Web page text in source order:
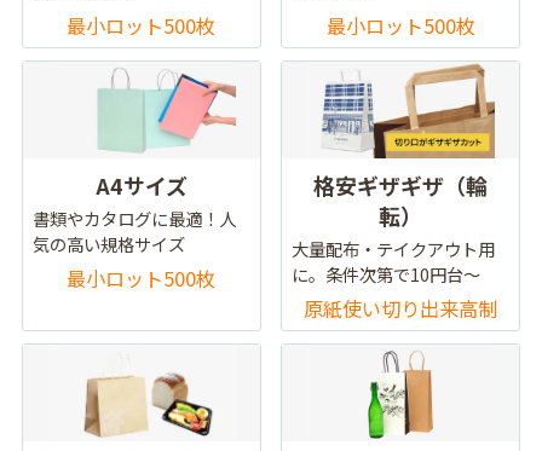
最小ロット500枚 最小ロット500枚
A4サイズ
書類やカタログに最適！人
気の高い規格サイズ
最小ロット500枚
格安ギザギザ（輪
転）
大量配布・テイクアウト用
に。条件次第で10円台～
原紙使い切り出来高制